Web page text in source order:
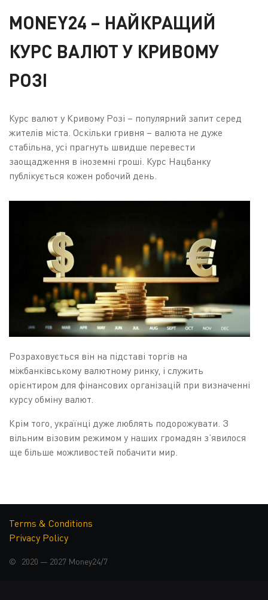
MONEY24 – НАЙКРАЩИЙ
КУРС ВАЛЮТ У КРИВОМУ
РОЗІ
Курс валют у Кривому Розі – популярний запит серед
жителів міста. Оскільки гривня – валюта не дуже
стабільна, усі прагнуть швидше перевести
заощадження в іноземні гроші. Курс Нацбанку
публікується кожен робочий день.
Розраховується він на підставі торгів на
міжбанківському валютному ринку, і служить
орієнтиром для фінансових організацій при визначенні
курсу обміну валют.
Крім того, українці дуже люблять подорожувати. З
вільним візовим режимом у наших громадян з’явилося
ще більше можливостей побачити мир.
ЯК ФОРМУЄТЬСЯ КУРС
ВАЛЮТ?
Курс валют в Україні встановлений гнучкий, тобто він
Terms & Conditions
Privacy Policy
© 2020 — 2027 Money24/7